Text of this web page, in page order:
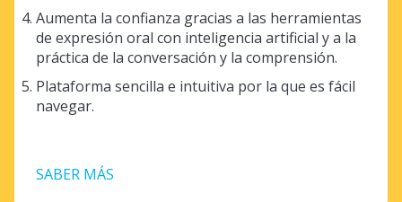
Aumenta la confianza gracias a las herramientas
de expresión oral con inteligencia artificial y a la
práctica de la conversación y la comprensión.
Plataforma sencilla e intuitiva por la que es fácil
navegar.
SABER MÁS